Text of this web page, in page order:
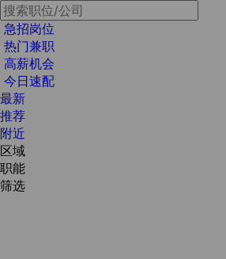
急招岗位
热门兼职
高薪机会
今日速配
最新
推荐
附近
区域
职能
筛选